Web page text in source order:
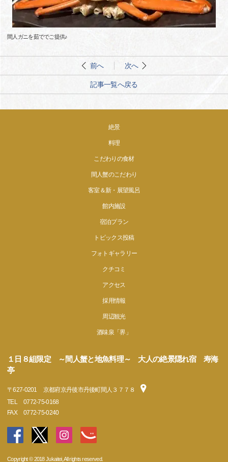
間人ガニを茹ででご提供♪
前へ 次へ
記事一覧へ戻る
絶景
料理
こだわりの食材
間人蟹のこだわり
客室＆新・展望風呂
館内施設
宿泊プラン
トピックス投稿
フォトギャラリー
クチコミ
アクセス
採用情報
周辺観光
酒味泉「界」
１日８組限定 ～間人蟹と地魚料理～ 大人の絶景隠れ宿 寿海
亭
〒627-0201
京都府京丹後市丹後町間人３７７８
TEL
0772-75-0168
FAX
0772-75-0240
Copyright © 2018 Jukaitei, All rights reserved.